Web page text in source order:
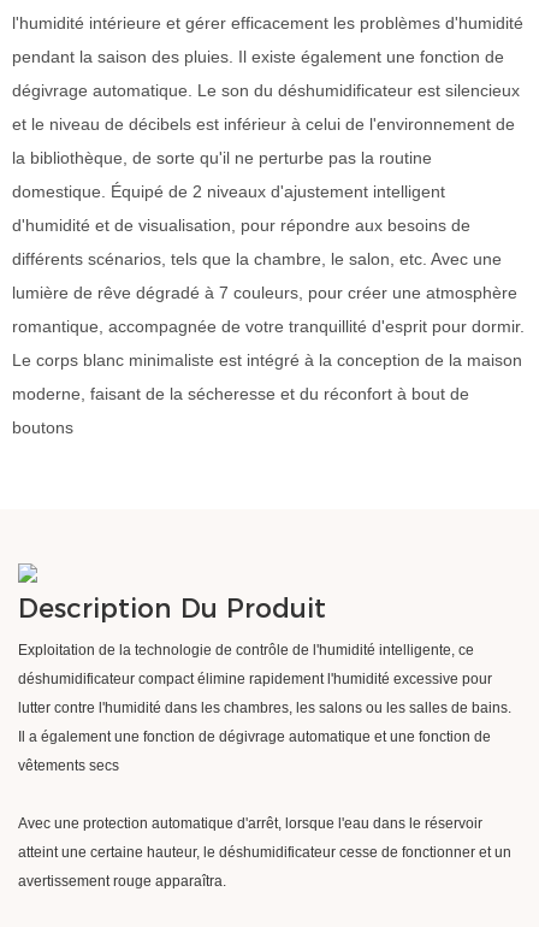
l'humidité intérieure et gérer efficacement les problèmes d'humidité
pendant la saison des pluies. Il existe également une fonction de
dégivrage automatique. Le son du déshumidificateur est silencieux
et le niveau de décibels est inférieur à celui de l'environnement de
la bibliothèque, de sorte qu'il ne perturbe pas la routine
domestique. Équipé de 2 niveaux d'ajustement intelligent
d'humidité et de visualisation, pour répondre aux besoins de
différents scénarios, tels que la chambre, le salon, etc. Avec une
lumière de rêve dégradé à 7 couleurs, pour créer une atmosphère
romantique, accompagnée de votre tranquillité d'esprit pour dormir.
Le corps blanc minimaliste est intégré à la conception de la maison
moderne, faisant de la sécheresse et du réconfort à bout de
boutons
Description Du Produit
Exploitation de la technologie de contrôle de l'humidité intelligente, ce
déshumidificateur compact élimine rapidement l'humidité excessive pour
lutter contre l'humidité dans les chambres, les salons ou les salles de bains.
Il a également une fonction de dégivrage automatique et une fonction de
vêtements secs
Avec une protection automatique d'arrêt, lorsque l'eau dans le réservoir
atteint une certaine hauteur, le déshumidificateur cesse de fonctionner et un
avertissement rouge apparaîtra.